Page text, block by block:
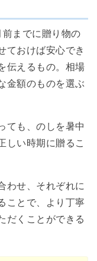
までに贈り物の
ておけば安心でき
伝えるもの。相場
金額のものを選ぶ
ても、のしを暑中
しい時期に贈るこ
わせ、それぞれに
ことで、より丁寧
だくことができる